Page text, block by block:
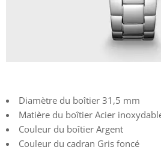
Diamètre du boîtier 31,5 mm
Matière du boîtier Acier
Couleur du boîtier Argent
Couleur du cadran Gris foncé